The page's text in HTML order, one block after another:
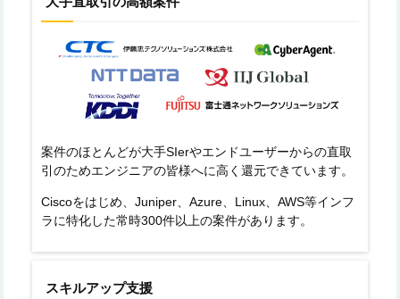
案件のほとんどが大手SIerやエンドユーザーからの直取
引のためエンジニアの皆様へに高く還元できています。
Ciscoをはじめ、Juniper、Azure、Linux、AWS等インフ
ラに特化した常時300件以上の案件があります。
スキルアップ支援